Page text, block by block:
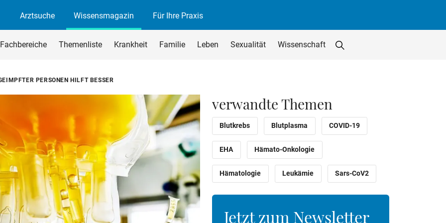
Arztsuche
Wissensmagazin Für Ihre Praxis
Fachbereiche Themenliste Krankheit Familie Leben Sexualität Wissenschaft
PERSONEN HILFT BESSER
verwandte Themen
Blutkrebs Blutplasma COVID-19
EHA Hämato-Onkologie
Hämatologie Leukämie Sars-CoV2
Jetzt zum Newsletter